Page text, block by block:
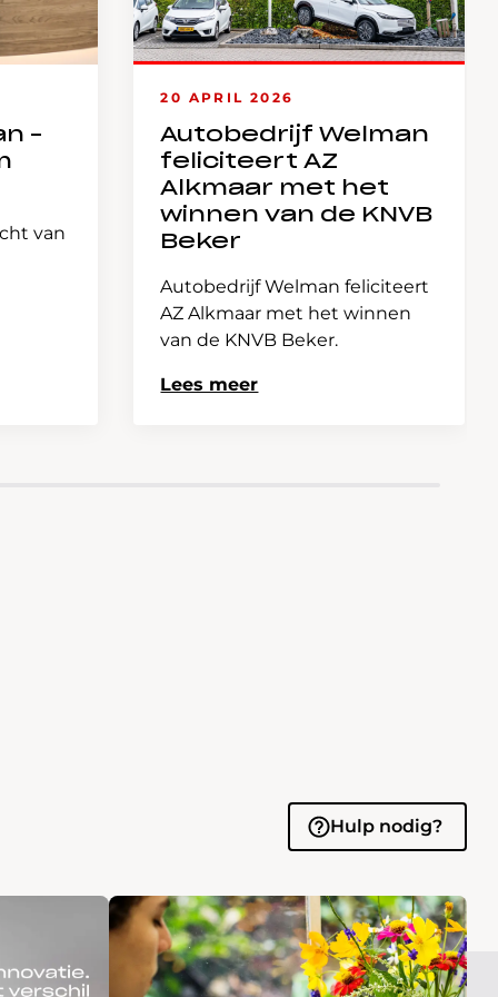
–
van
20 APRIL 2026
Autobedrijf Welman
feliciteert AZ
Alkmaar met het
winnen van de KNVB
Beker
Autobedrijf Welman feliciteert
AZ Alkmaar met het winnen
van de KNVB Beker.
Lees meer
Hulp nodig?